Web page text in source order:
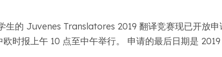
生的 Juvenes Translatores 2019 翻译竞赛现已开放
欧时报上午 10 点至中午举行。 申请的最后日期是 2019